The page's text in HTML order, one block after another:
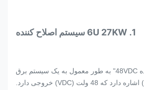
1. 6U 27KW سیستم اصلاح کننده
"سیستم اصلاح کننده 48VDC" به طور معمول به یک سیستم برق
جریان ثابت (DC) اشاره دارد که 48 ولت (VDC) خروجی دارد.